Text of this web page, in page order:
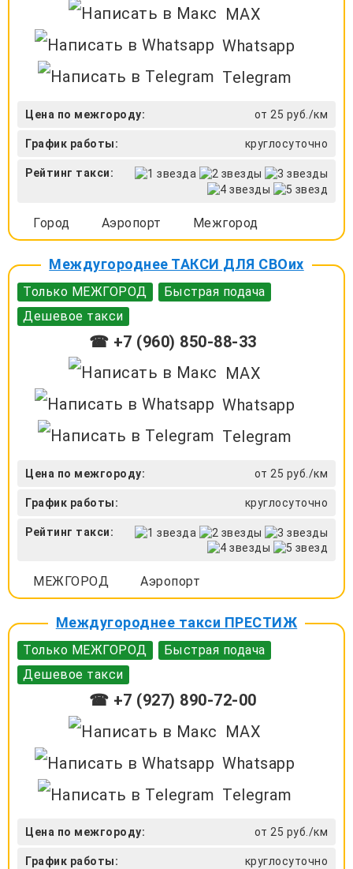
MAX
Whatsapp
Telegram
Цена по межгороду: от 25 руб./км
График работы: круглосуточно
Рейтинг такси:
Город Аэропорт Межгород
Междугороднее ТАКСИ ДЛЯ СВОих
Только МЕЖГОРОД
Быстрая подача
Дешевое такси
☎ +7 (960) 850-88-33
MAX
Whatsapp
Telegram
Цена по межгороду: от 25 руб./км
График работы: круглосуточно
Рейтинг такси:
МЕЖГОРОД Аэропорт
Междугороднее такси ПРЕСТИЖ
Только МЕЖГОРОД
Быстрая подача
Дешевое такси
☎ +7 (927) 890-72-00
MAX
Whatsapp
Telegram
Цена по межгороду: от 25 руб./км
График работы: круглосуточно